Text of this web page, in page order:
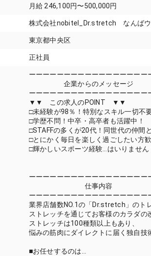
月給 246,100円〜500,000円
株式会社nobitel_Dr.stretch なんば
東京都中央区
正社員
ーーーーーーーーーーーーーーーーー
企業からのメッセージ
ーーーーーーーーーーーーーーーーー
▼▼ この求人のPOINT ▼▼
□未経験が98％！特別なスキル一切不
□学歴不問！中卒・高卒者も活躍中！
□STAFFの多くが20代！同世代の仲間
□とにかく毎日を楽しく過ごしたい方歓
□輝かしいスポーツ経験…はいりません
ーーーーーーーーーーーーーーーーー
仕事内容
ーーーーーーーーーーーーーーーーー
業界店舗数NO.1の「Dr.stretch」のト
ストレッチを通じてお客様のカラダの
ストレッチは100種類以上もあり、
悩みの筋肉にダイレクトに届く独自技
■お任せするのは…